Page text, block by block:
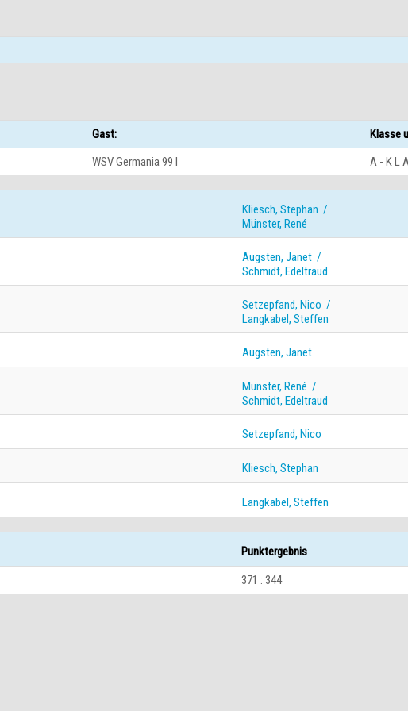
Gast: Klasse
WSV Germania 99 I A - K L
Kliesch, Stephan /
Münster, René
Augsten, Janet /
Schmidt, Edeltraud
Setzepfand, Nico /
Langkabel, Steffen
Augsten, Janet
Münster, René /
Schmidt, Edeltraud
Setzepfand, Nico
Kliesch, Stephan
Langkabel, Steffen
Punktergebnis
371 : 344